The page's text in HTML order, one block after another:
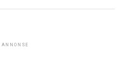
ANNONSE